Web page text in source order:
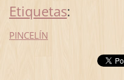
Etiquetas:
PINCELÍN